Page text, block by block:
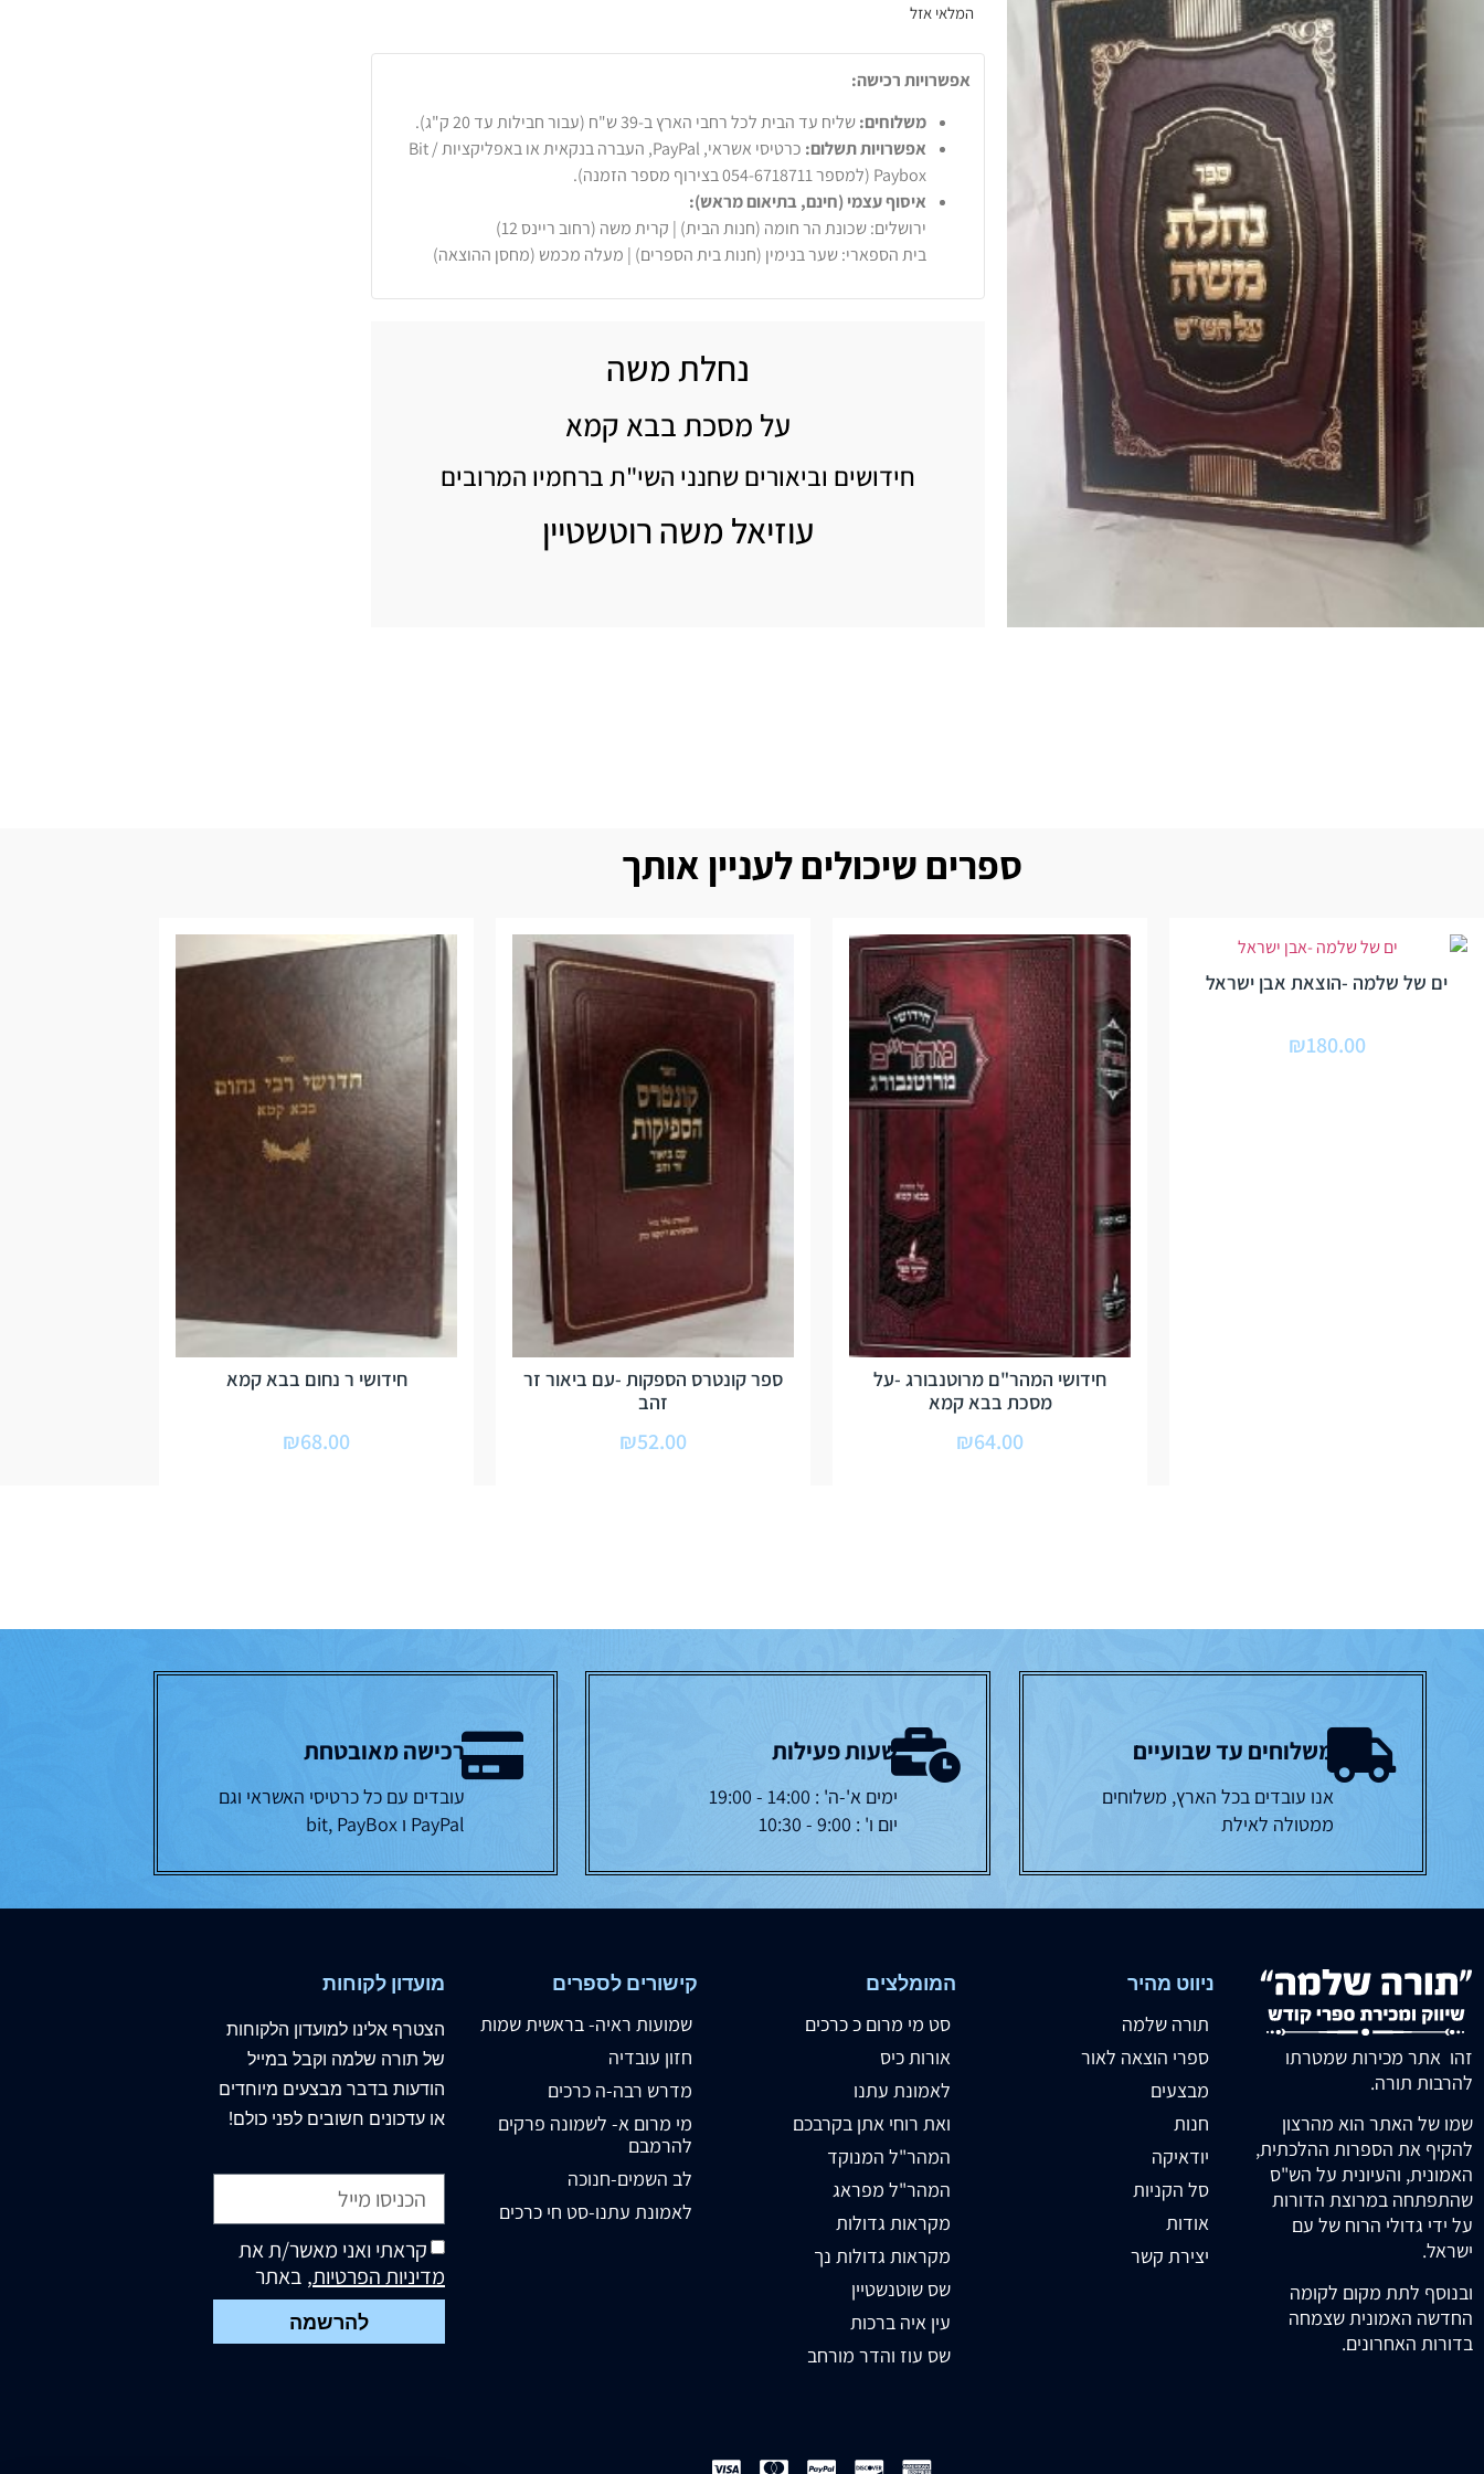
המלאי אזל
אפשרויות רכישה:
משלוחים:שליח עד הבית לכל רחבי הארץ ב-39 ש"ח (עבור חבילות עד 20 ק"ג).
אפשרויות תשלום:
כרטיסי אשראי, PayPal, העברה בנקאית או באפליקציות Bit /
Paybox (למספר 054-6718711 בצירוף מספר הזמנה).
איסוף עצמי (חינם, בתיאום מראש):
ירושלים: שכונת הר חומה (חנות הבית) | קרית משה (רחוב ריינס 12)
בית הספארי: שער בנימין (חנות בית הספרים) | מעלה מכמש (מחסן ההוצאה)
נחלת משה
על מסכת בבא קמא
חידושים וביאורים שחנני השי"ת ברחמיו המרובים
עוזיאל משה רוטשטיין
ספרים שיכולים לעניין אותך
ים של שלמה -הוצאת אבן ישראל
₪180.00
חידושי המהר"ם מרוטנבורג -על
מסכת בבא קמא
₪64.00
ספר קונטרס הספקות -עם ביאור זר
זהב
₪52.00
חידושי ר נחום בבא קמא
₪68.00
משלוחים עד שבועיים
אנו עובדים בכל הארץ, משלוחים
ממטולה לאילת
שעות פעילות
ימים א'-ה' : 14:00 - 19:00
יום ו' : 9:00 - 10:30
רכישה מאובטחת
עובדים עם כל כרטיסי האשראי וגם
PayPal ו bit, PayBox
זהו אתר מכירות שמטרתו
להרבות תורה.
שמו של האתר הוא מהרצון
להקיף את הספרות ההלכתית,
האמונית, והעיונית על הש"ס
שהתפתחה במרוצת הדורות
על ידי גדולי הרוח של עם
ישראל.
ובנוסף לתת מקום לקומה
החדשה האמונית שצמחה
בדורות האחרונים.
ניווט מהיר
תורה שלמה
ספרי הוצאה לאור
מבצעים
חנות
יודאיקה
סל הקניות
אודות
יצירת קשר
המומלצים
סט מי מרום כ כרכים
אורות כיס
לאמונת עתנו
ואת רוחי אתן בקרבכם
המהר"ל המנוקד
המהר"ל מפראג
מקראות גדולות
מקראות גדולות נך
שס שוטנשטיין
עין איה ברכות
שס עוז והדר מורחב
קישורים לספרים
שמועות ראיה- בראשית שמות
חזון עובדיה
מדרש רבה-ה כרכים
מי מרום א- לשמונה פרקים
להרמבם
לב השמים-חנוכה
לאמונת עתנו-סט חי כרכים
מועדון לקוחות
הצטרף אלינו למועדון הלקוחות
של תורה שלמה וקבל במייל
הודעות בדבר מבצעים מיוחדים
או עדכונים חשובים לפני כולם!
קראתי ואני מאשר/ת את
מדיניות הפרטיות, באתר
להרשמה